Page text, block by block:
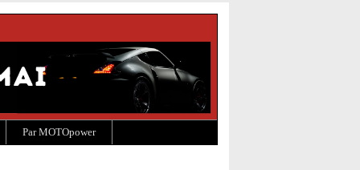
Par MOTOpower